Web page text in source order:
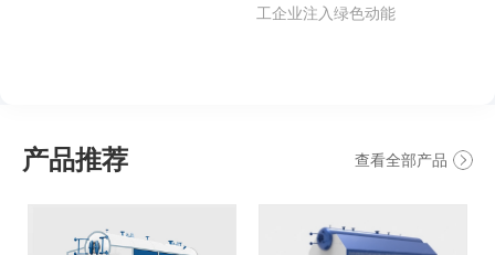
工企业注入绿色动能
产品推荐 查看全部产品